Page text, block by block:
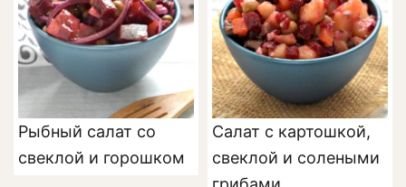
Рыбный салат со
свеклой и горошком
Салат с картошкой,
свеклой и солеными